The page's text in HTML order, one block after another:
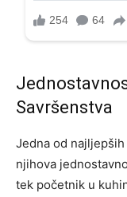
Savršenstva
Jedna od
njihova
tek početnik u